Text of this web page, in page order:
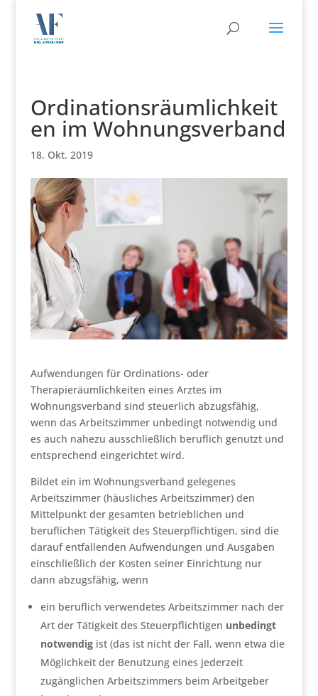
Ordinationsräumlichkeit
en im Wohnungsverband
18. Okt. 2019
Aufwendungen für Ordinations- oder
Therapieräumlichkeiten eines Arztes im
Wohnungsverband sind steuerlich abzugsfähig,
wenn das Arbeitszimmer unbedingt notwendig und
es auch nahezu ausschließlich beruflich genutzt und
entsprechend eingerichtet wird.
Bildet ein im Wohnungsverband gelegenes
Arbeitszimmer (häusliches Arbeitszimmer) den
Mittelpunkt der gesamten betrieblichen und
beruflichen Tätigkeit des Steuerpflichtigen, sind die
darauf entfallenden Aufwendungen und Ausgaben
einschließlich der Kosten seiner Einrichtung nur
dann abzugsfähig, wenn
ein beruflich verwendetes Arbeitszimmer nach der
Art der Tätigkeit des Steuerpflichtigen unbedingt
notwendigist (das ist nicht der Fall, wenn etwa die
Möglichkeit der Benutzung eines jederzeit
zugänglichen Arbeitszimmers beim Arbeitgeber